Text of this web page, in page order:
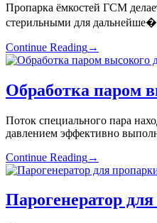
Пропарка ёмкостей ГСМ
стерильными для дальнейше�
Continue Reading→
Обработка паром
Поток специального пара
давлением эффективно
Continue Reading→
Парогенератор